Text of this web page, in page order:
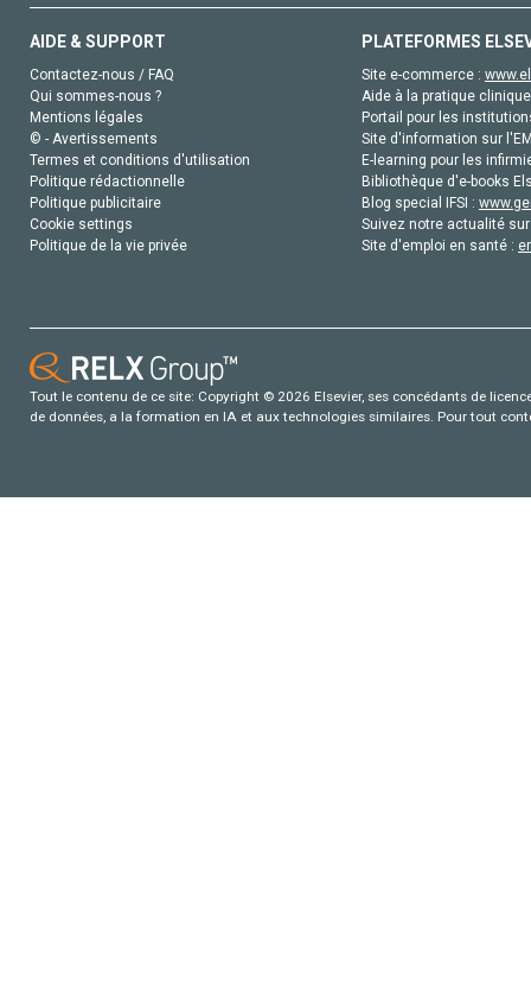
AIDE & SUPPORT
Contactez-nous / FAQ
Qui sommes-nous ?
Mentions légales
© - Avertissements
Termes et conditions d'utilisation
Politique rédactionnelle
Politique publicitaire
Cookie settings
Politique de la vie privée
PLATEFORMES
Site e-commerce :
Aide à la pratique
Portail pour les
Site d'information sur
E-learning pour les
Bibliothèque d'e-books
Blog special IFSI :
Suivez notre actualité
Site d'emploi en santé :
Tout le contenu de ce site: Copyright © 2026 Elsevier, ses concédants de
de données, a la formation en IA et aux technologies similaires. Pour tout